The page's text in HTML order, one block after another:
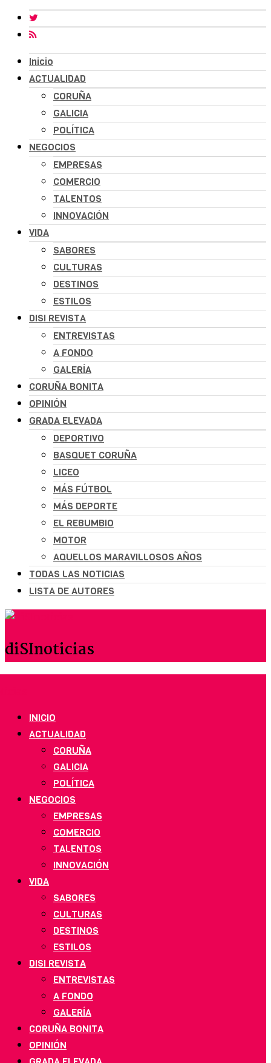
Inicio
ACTUALIDAD
CORUÑA
GALICIA
POLÍTICA
NEGOCIOS
EMPRESAS
COMERCIO
TALENTOS
INNOVACIÓN
VIDA
SABORES
CULTURAS
DESTINOS
ESTILOS
DISI REVISTA
ENTREVISTAS
A FONDO
GALERÍA
CORUÑA BONITA
OPINIÓN
GRADA ELEVADA
DEPORTIVO
BASQUET CORUÑA
LICEO
MÁS FÚTBOL
MÁS DEPORTE
EL REBUMBIO
MOTOR
AQUELLOS MARAVILLOSOS AÑOS
TODAS LAS NOTICIAS
LISTA DE AUTORES
diSInoticias
INICIO
ACTUALIDAD
CORUÑA
GALICIA
POLÍTICA
NEGOCIOS
EMPRESAS
COMERCIO
TALENTOS
INNOVACIÓN
VIDA
SABORES
CULTURAS
DESTINOS
ESTILOS
DISI REVISTA
ENTREVISTAS
A FONDO
GALERÍA
CORUÑA BONITA
OPINIÓN